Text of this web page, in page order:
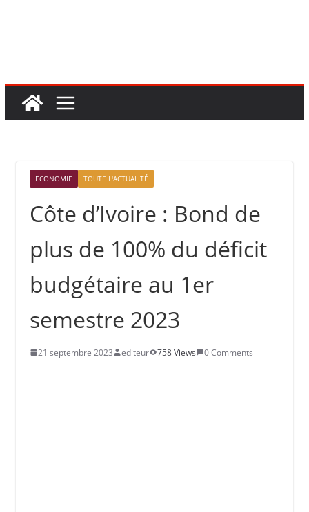
ECONOMIE TOUTE L'ACTUALITÉ
Côte d’Ivoire : Bond de
plus de 100% du déficit
budgétaire au 1er
semestre 2023
21 septembre 2023 editeur 758 Views 0 Comments